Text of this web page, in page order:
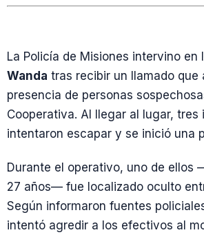
La Policía de Misiones intervino en
Wanda tras recibir un llamado que
presencia de personas
Cooperativa. Al llegar al lugar, tres
intentaron escapar y se inició una
Durante el operativo, uno de ellos
27 años— fue localizado oculto
Según informaron fuentes
intentó agredir a los efectivos al